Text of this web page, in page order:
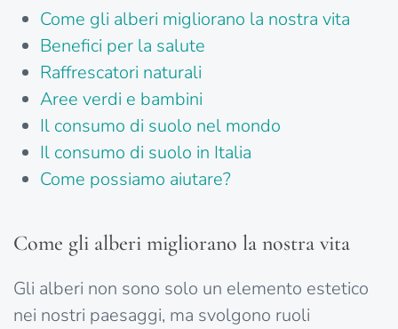
Come gli alberi migliorano la nostra vita
Benefici per la salute
Raffrescatori naturali
Aree verdi e bambini
Il consumo di suolo nel mondo
Il consumo di suolo in Italia
Come possiamo aiutare?
Come gli alberi migliorano la nostra vita
Gli alberi non sono solo un elemento estetico
nei nostri paesaggi, ma svolgono ruoli